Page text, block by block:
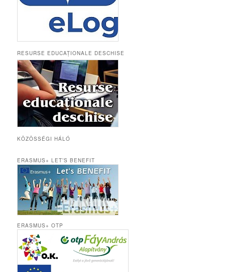
RESURSE EDUCAȚIONALE DESCHISE
KÖZÖSSÉGI HÁLÓ
ERASMUS+ LET’S BENEFIT
ERASMUS+ OTP